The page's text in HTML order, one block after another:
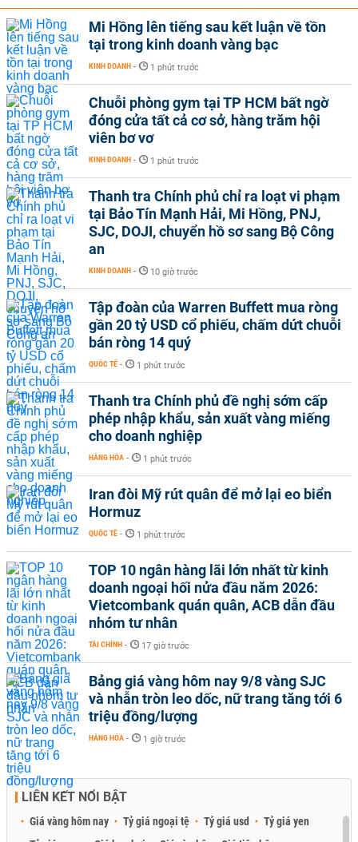
Mi Hồng lên tiếng sau kết luận về tồn
tại trong kinh doanh vàng bạc
KINH DOANH - 1 phút trước
Chuỗi phòng gym tại TP HCM bất ngờ
đóng cửa tất cả cơ sở, hàng trăm hội
viên bơ vơ
KINH DOANH - 1 phút trước
Thanh tra Chính phủ chỉ ra loạt vi phạm
tại Bảo Tín Mạnh Hải, Mi Hồng, PNJ,
SJC, DOJI, chuyển hồ sơ sang Bộ Công
an
KINH DOANH - 10 giờ trước
Tập đoàn của Warren Buffett mua ròng
gần 20 tỷ USD cổ phiếu, chấm dứt chuỗi
bán ròng 14 quý
QUỐC TẾ - 1 phút trước
Thanh tra Chính phủ đề nghị sớm cấp
phép nhập khẩu, sản xuất vàng miếng
cho doanh nghiệp
HÀNG HÓA - 1 phút trước
Iran đòi Mỹ rút quân để mở lại eo biển
Hormuz
QUỐC TẾ - 1 phút trước
TOP 10 ngân hàng lãi lớn nhất từ kinh
doanh ngoại hối nửa đầu năm 2026:
Vietcombank quán quân, ACB dẫn đầu
nhóm tư nhân
TÀI CHÍNH - 17 giờ trước
Bảng giá vàng hôm nay 9/8 vàng SJC
và nhẫn tròn leo dốc, nữ trang tăng tới 6
triệu đồng/lượng
HÀNG HÓA - 1 giờ trước
LIÊN KẾT NỔI BẬT
Giá vàng hôm nay Tỷ giá ngoại tệ Tỷ giá usd
Tỷ giá yen